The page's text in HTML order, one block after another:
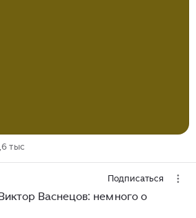
тыс
Подписаться
Васнецов: немного о